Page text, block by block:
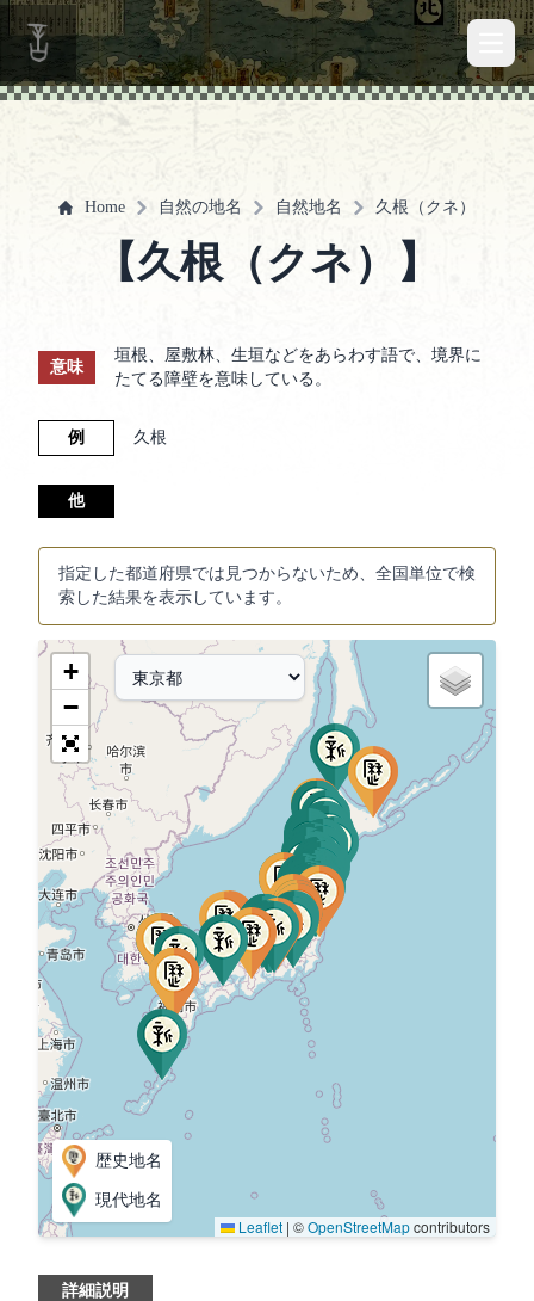
Home 自然の地名 自然地名 久根（クネ）
【久根（クネ）】
意味
垣根、屋敷林、生垣などをあらわす語で、境界に
たてる障壁を意味している。
例 久根
他
指定した都道府県では見つからないため、全国単位で検
索した結果を表示しています。
歴史地名
現代地名
+
−
Leaflet | ©OpenStreetMapcontributors
詳細説明